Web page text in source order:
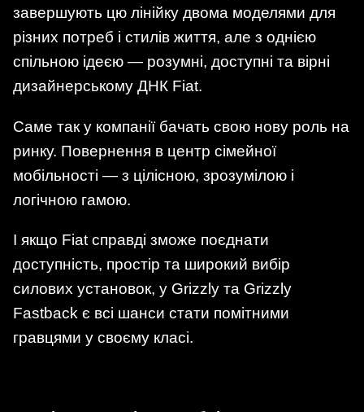
завершують цю лінійку двома моделями для
різних потреб і стилів життя, але з однією
спільною ідеєю — розумні, доступні та вірні
дизайнерському ДНК Fiat.
Саме так у компанії бачать свою нову роль на
ринку. Повернення в центр сімейної
мобільності — з цілісною, зрозумілою і
логічною гамою.
І якщо Fiat справді зможе поєднати
доступність, простір та широкий вибір
силових установок, у Grizzly та Grizzly
Fastback є всі шанси стати помітними
гравцями у своєму класі.